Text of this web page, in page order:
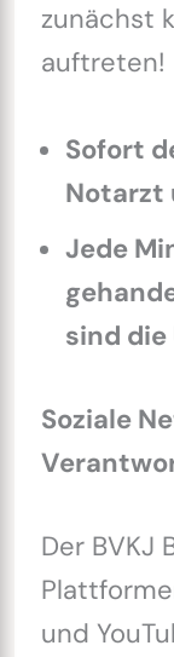
zunächst
auftreten!
Sofort
Notarzt
Jede
sind
Soziale
Der BVKJ
und